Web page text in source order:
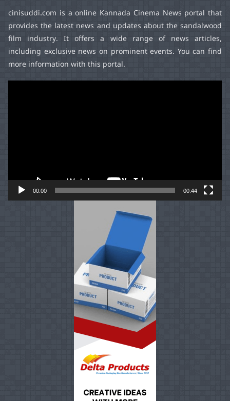
cinisuddi.com is a online Kannada Cinema News portal that
provides the latest news and updates about the sandalwood
film industry. It offers a wide range of news articles,
including exclusive news on prominent events. You can find
more information with this portal.
00:00 00:44